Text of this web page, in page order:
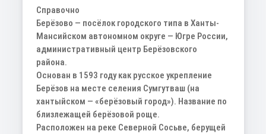
Справочно
Берёзово — посёлок городского типа в Ханты-
Мансийском автономном округе — Югре России,
административный центр Берёзовского
района.
Основан в 1593 году как русское укрепление
Берёзов на месте селения Сумгутваш (на
хантыйском — «берёзовый город»). Название по
близлежащей берёзовой роще.
Расположен на реке Северной Сосьве, берущей